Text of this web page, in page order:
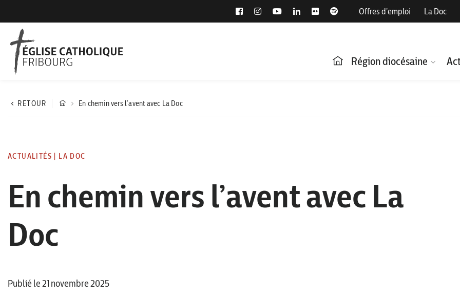
Offres d’emploi La Doc
Région diocésaine
RETOUR En chemin vers l’avent avec La Doc
ACTUALITÉS | LA DOC
En chemin vers l’avent avec La
Doc
Publié le 21 novembre 2025